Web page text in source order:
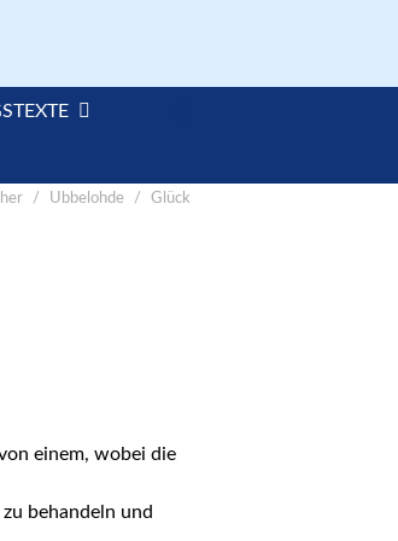
Ubbelohde Glück
einem, wobei die
behandeln und